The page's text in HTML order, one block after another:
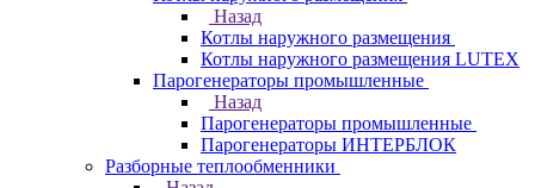
Назад
Котлы наружного размещения
Котлы наружного размещения LUTEX
Парогенераторы промышленные
Назад
Парогенераторы промышленные
Парогенераторы ИНТЕРБЛОК
Разборные теплообменники